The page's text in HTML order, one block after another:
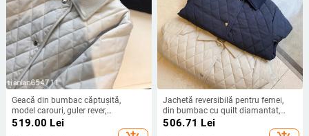
Geacă din bumbac căptușită,
model carouri, guler rever,
căptușeală groasă, mâneci lungi,
croială lejeră, țesătură principală
519.00 Lei
Jachetă reversibilă pentru femei,
din bumbac cu quilt diamantat,
guler polo, croială lejeră, mâneci
506.71 Lei